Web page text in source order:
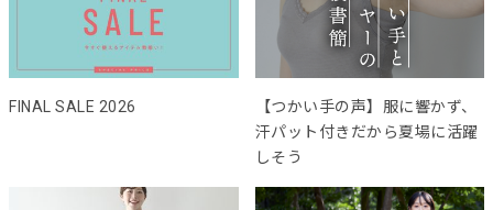
FINAL SALE 2026
【つかい手の声】服に響かず、
汗パット付きだから夏場に活躍
しそう